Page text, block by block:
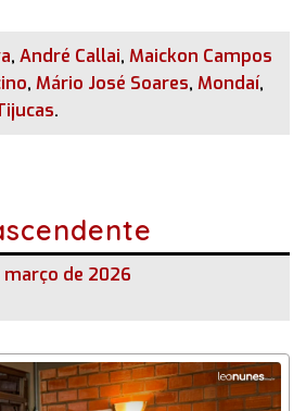
, André Callai, Maickon Campos
, Mário José Soares, Mondaí,
.
março de 2026